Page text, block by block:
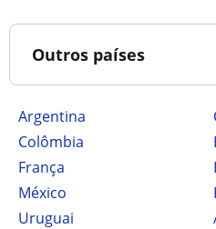
Outros países
Argentina
Colômbia
França
México
Uruguai